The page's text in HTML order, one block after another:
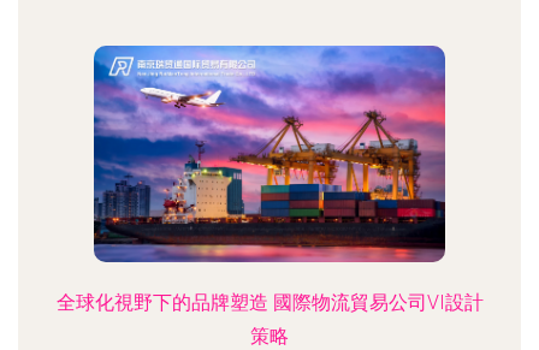
全球化視野下的品牌塑造 國際物流貿易公司VI設計
策略